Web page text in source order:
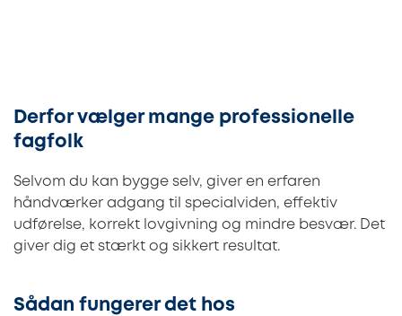
Derfor vælger mange professionelle
fagfolk
Selvom du kan bygge selv, giver en erfaren
håndværker adgang til specialviden, effektiv
udførelse, korrekt lovgivning og mindre besvær. Det
giver dig et stærkt og sikkert resultat.
Sådan fungerer det hos